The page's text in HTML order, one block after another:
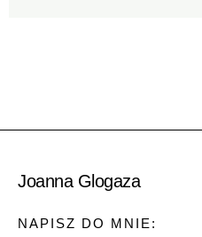
Joanna Glogaza
NAPISZ DO MNIE: